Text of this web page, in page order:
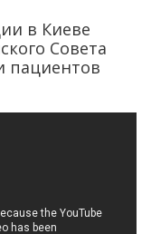
в Киеве
Совета
пациентов